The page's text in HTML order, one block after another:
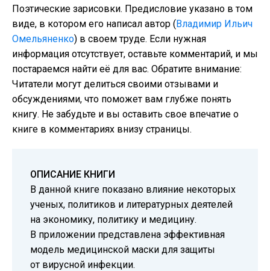
Поэтические зарисовки. Предисловие указано в том
виде, в котором его написал автор (Владимир Ильич
Омельяненко) в своем труде. Если нужная
информация отсутствует, оставьте комментарий, и мы
постараемся найти её для вас. Обратите внимание:
Читатели могут делиться своими отзывами и
обсуждениями, что поможет вам глубже понять
книгу. Не забудьте и вы оставить свое впечатие о
книге в комментариях внизу страницы.
ОПИСАНИЕ КНИГИ
В данной книге показано влияние некоторых
ученых, политиков и литературных деятелей
на экономику, политику и медицину.
В приложении представлена эффективная
модель медицинской маски для защиты
от вирусной инфекции.